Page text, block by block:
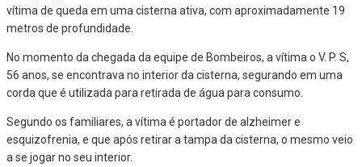
vítima de queda em uma cisterna ativa, com aproximadamente 19
metros de profundidade.
No momento da chegada da equipe de Bombeiros, a vítima o V. P. S,
56 anos, se encontrava no interior da cisterna, segurando em uma
corda que é utilizada para retirada de água para consumo.
Segundo os familiares, a vítima é portador de alzheimer e
esquizofrenia, e que após retirar a tampa da cisterna, o mesmo veio
a se jogar no seu interior.